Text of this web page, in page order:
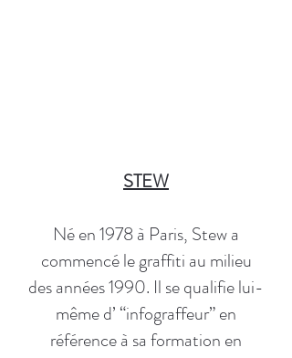
STEW
Né en 1978 à Paris, Stew a
commencé le graffiti au milieu
des années 1990. Il se qualifie lui-
même d’ “infograffeur” en
référence à sa formation en